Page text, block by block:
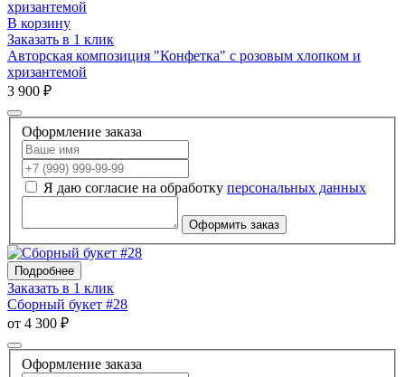
В корзину
Заказать в 1 клик
Авторская композиция "Конфетка" с розовым хлопком и
хризантемой
3 900 ₽
Оформление заказа
Я даю согласие на обработку персональных данных
Оформить заказ
Подробнее
Заказать в 1 клик
Сборный букет #28
от 4 300 ₽
Оформление заказа